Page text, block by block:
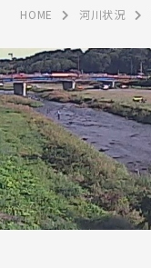
HOME 河川状況